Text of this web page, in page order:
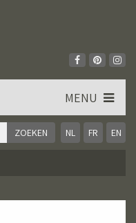
NL FR EN
MENU